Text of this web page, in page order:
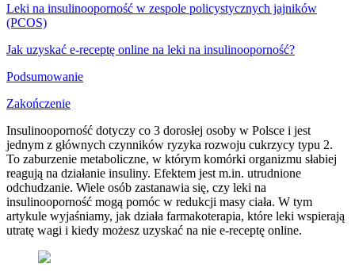
Leki na insulinooporność w zespole policystycznych jajników
(PCOS)
Jak uzyskać e-receptę online na leki na insulinooporność?
Podsumowanie
Zakończenie
Insulinooporność dotyczy co 3 dorosłej osoby w Polsce i jest
jednym z głównych czynników ryzyka rozwoju cukrzycy typu 2.
To zaburzenie metaboliczne, w którym komórki organizmu słabiej
reagują na działanie insuliny. Efektem jest m.in. utrudnione
odchudzanie. Wiele osób zastanawia się, czy leki na
insulinooporność mogą pomóc w redukcji masy ciała. W tym
artykule wyjaśniamy, jak działa farmakoterapia, które leki wspierają
utratę wagi i kiedy możesz uzyskać na nie e-receptę online.